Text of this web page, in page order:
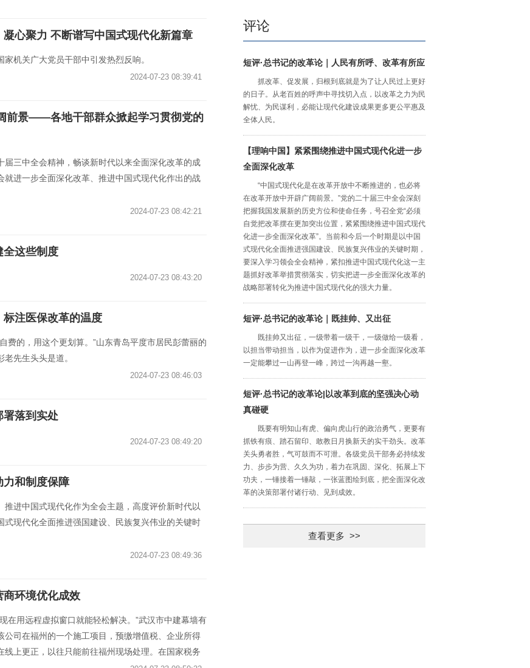
凝心聚力 不断谱写中国式现代化新篇章
机关广大党员干部中引发热烈反响。
2024-07-23 08:39:41
前景——各地干部群众掀起学习贯彻党的
三中全会精神，畅谈新时代以来全面深化改革的成
进一步全面深化改革、推进中国式现代化作出的战
2024-07-23 08:42:21
全这些制度
2024-07-23 08:43:20
标注医保改革的温度
费的，用这个更划算。”山东青岛平度市居民彭蕾丽的
先生头头是道。
2024-07-23 08:46:03
署落到实处
2024-07-23 08:49:20
力和制度保障
进中国式现代化作为全会主题，高度评价新时代以
现代化全面推进强国建设、民族复兴伟业的关键时
2024-07-23 08:49:36
商环境优化成效
在用远程虚拟窗口就能轻松解决。”武汉市中建幕墙有
司在福州的一个施工项目，预缴增值税、企业所得
上更正，以往只能前往福州现场处理。在国家税务
评论
短评·总书记的改革论｜人民有所呼、改革有所应
抓改革、促发展，归根到底就是为了让人民过上更好
的日子。从老百姓的呼声中寻找切入点，以改革之力为民
解忧、为民谋利，必能让现代化建设成果更多更公平惠及
全体人民。
【理响中国】紧紧围绕推进中国式现代化进一步
全面深化改革
“中国式现代化是在改革开放中不断推进的，也必将
在改革开放中开辟广阔前景。”党的二十届三中全会深刻
把握我国发展新的历史方位和使命任务，号召全党“必须
自觉把改革摆在更加突出位置，紧紧围绕推进中国式现代
化进一步全面深化改革”。当前和今后一个时期是以中国
式现代化全面推进强国建设、民族复兴伟业的关键时期，
要深入学习领会全会精神，紧扣推进中国式现代化这一主
题抓好改革举措贯彻落实，切实把进一步全面深化改革的
战略部署转化为推进中国式现代化的强大力量。
短评·总书记的改革论｜既挂帅、又出征
既挂帅又出征，一级带着一级干，一级做给一级看，
以担当带动担当，以作为促进作为，进一步全面深化改革
一定能攀过一山再登一峰，跨过一沟再越一壑。
短评·总书记的改革论|以改革到底的坚强决心动
真碰硬
既要有明知山有虎、偏向虎山行的政治勇气，更要有
抓铁有痕、踏石留印、敢教日月换新天的实干劲头。改革
关头勇者胜，气可鼓而不可泄。各级党员干部务必持续发
力、步步为营、久久为功，着力在巩固、深化、拓展上下
功夫，一锤接着一锤敲，一张蓝图绘到底，把全面深化改
革的决策部署付诸行动、见到成效。
查看更多 >>